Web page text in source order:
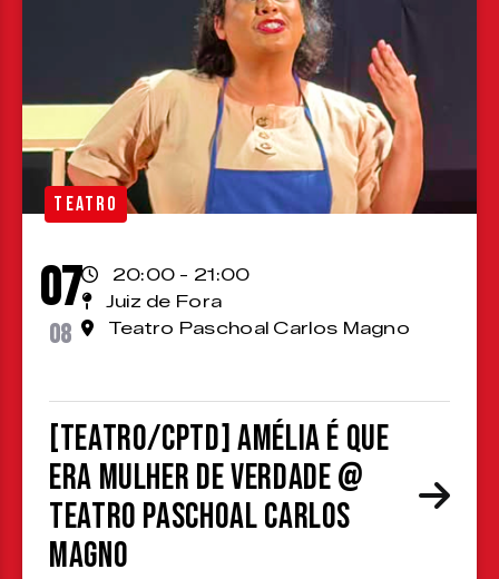
TEATRO
07
08
20:00 - 21:00
Juiz de Fora
Teatro Paschoal Carlos Magno
[TEATRO/CPTD] Amélia é que
era mulher de verdade @
Teatro Paschoal Carlos
Magno